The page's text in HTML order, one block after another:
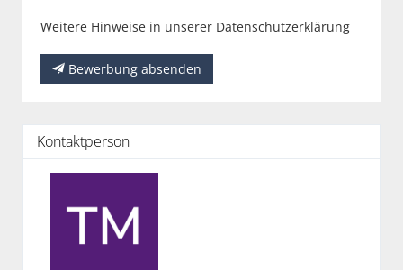
Weitere Hinweise in unserer Datenschutzerklärung
Bewerbung absenden
Kontaktperson